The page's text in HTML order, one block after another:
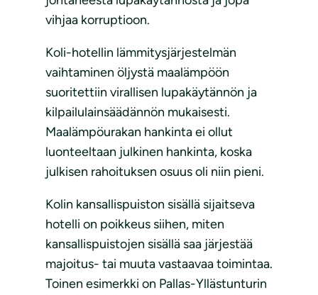
vihjaa korruptioon.
Koli-hotellin lämmitysjärjestelmän
vaihtaminen öljystä maalämpöön
suoritettiin virallisen lupakäytännön ja
kilpailulainsäädännön mukaisesti.
Maalämpöurakan hankinta ei ollut
luonteeltaan julkinen hankinta, koska
julkisen rahoituksen osuus oli niin pieni.
Kolin kansallispuiston sisällä sijaitseva
hotelli on poikkeus siihen, miten
kansallispuistojen sisällä saa järjestää
majoitus- tai muuta vastaavaa toimintaa.
Toinen esimerkki on Pallas-Yllästunturin